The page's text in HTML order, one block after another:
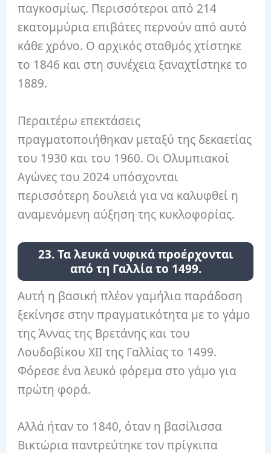
παγκοσμίως. Περισσότεροι από 214
εκατομμύρια επιβάτες περνούν από αυτό
κάθε χρόνο. Ο αρχικός σταθμός χτίστηκε
το 1846 και στη συνέχεια ξαναχτίστηκε το
1889.
Περαιτέρω επεκτάσεις
πραγματοποιήθηκαν μεταξύ της δεκαετίας
του 1930 και του 1960. Οι Ολυμπιακοί
Αγώνες του 2024 υπόσχονται
περισσότερη δουλειά για να καλυφθεί η
αναμενόμενη αύξηση της κυκλοφορίας.
23. Τα λευκά νυφικά προέρχονται
από τη Γαλλία το 1499.
Αυτή η βασική πλέον γαμήλια παράδοση
ξεκίνησε στην πραγματικότητα με το γάμο
της Άννας της Βρετάνης και του
Λουδοβίκου XII της Γαλλίας το 1499.
Φόρεσε ένα λευκό φόρεμα στο γάμο για
πρώτη φορά.
Αλλά ήταν το 1840, όταν η βασίλισσα
Βικτώρια παντρεύτηκε τον πρίγκιπα